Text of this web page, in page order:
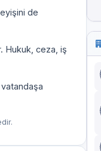
de
Hukuk, ceza, iş